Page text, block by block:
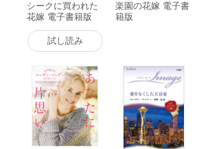
シークに買われた
花嫁 電子書籍版
試し読み
楽園の花嫁 電子書
籍版